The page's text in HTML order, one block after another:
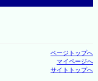
ページトップへ
マイページへ
サイトトップへ